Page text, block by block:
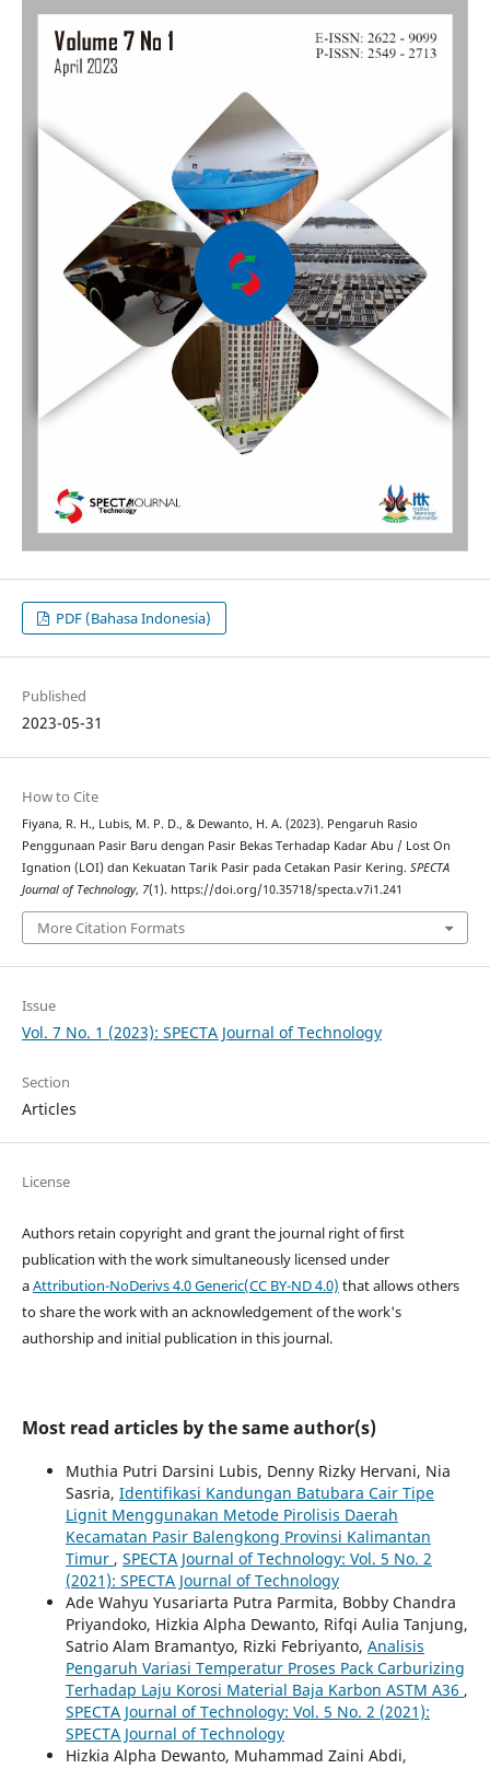
PDF (Bahasa Indonesia)
Published
2023-05-31
How to Cite
Fiyana, R. H., Lubis, M. P. D., & Dewanto, H. A. (2023). Pengaruh Rasio
Penggunaan Pasir Baru dengan Pasir Bekas Terhadap Kadar Abu / Lost On
Ignation (LOI) dan Kekuatan Tarik Pasir pada Cetakan Pasir Kering. SPECTA
Journal of Technology, 7(1). https://doi.org/10.35718/specta.v7i1.241
More Citation Formats
Issue
Vol. 7 No. 1 (2023): SPECTA Journal of Technology
Section
Articles
License
Authors retain copyright and grant the journal right of first
publication with the work simultaneously licensed under
aAttribution-NoDerivs 4.0 Generic(CC BY-ND 4.0) that allows others
to share the work with an acknowledgement of the work's
authorship and initial publication in this journal.
Most read articles by the same author(s)
Muthia Putri Darsini Lubis, Denny Rizky Hervani, Nia
Sasria, Identifikasi Kandungan Batubara Cair Tipe
Lignit Menggunakan Metode Pirolisis Daerah
Kecamatan Pasir Balengkong Provinsi Kalimantan
Timur , SPECTA Journal of Technology: Vol. 5 No. 2
(2021): SPECTA Journal of Technology
Ade Wahyu Yusariarta Putra Parmita, Bobby Chandra
Priyandoko, Hizkia Alpha Dewanto, Rifqi Aulia Tanjung,
Satrio Alam Bramantyo, Rizki Febriyanto, Analisis
Pengaruh Variasi Temperatur Proses Pack Carburizing
Terhadap Laju Korosi Material Baja Karbon ASTM A36 ,
SPECTA Journal of Technology: Vol. 5 No. 2 (2021):
SPECTA Journal of Technology
Hizkia Alpha Dewanto, Muhammad Zaini Abdi,